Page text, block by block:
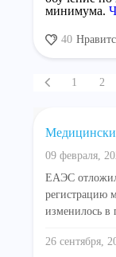
минимума.
40
1 2
09 февраля,
ЕАЭС
регистрацию
изменилось в
26 сентября,